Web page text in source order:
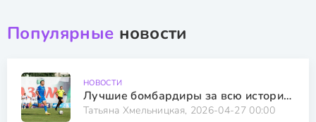
Популярные новости
НОВОСТИ
Лучшие бомбардиры за всю историю чемпионата Украины по футболу
Татьяна Хмельницкая, 2026-04-27 00:00